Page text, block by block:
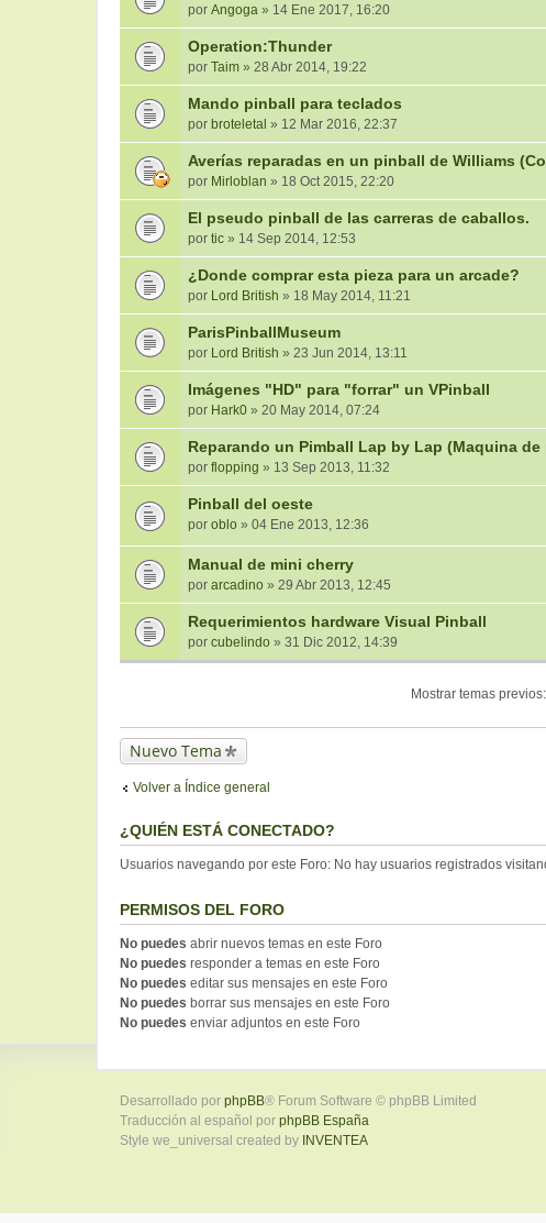
por Angoga » 14 Ene 2017, 16:20
Operation:Thunder
por Taim » 28 Abr 2014, 19:22
Mando pinball para teclados
por broteletal » 12 Mar 2016, 22:37
Averías reparadas en un pinball de Williams
por Mirloblan » 18 Oct 2015, 22:20
El pseudo pinball de las carreras de caballos.
por tic » 14 Sep 2014, 12:53
¿Donde comprar esta pieza para un arcade?
por Lord British » 18 May 2014, 11:21
ParisPinballMuseum
por Lord British » 23 Jun 2014, 13:11
Imágenes "HD" para "forrar" un VPinball
por Hark0 » 20 May 2014, 07:24
Reparando un Pimball Lap by Lap (Maquina de
por flopping » 13 Sep 2013, 11:32
Pinball del oeste
por oblo » 04 Ene 2013, 12:36
Manual de mini cherry
por arcadino » 29 Abr 2013, 12:45
Requerimientos hardware Visual Pinball
por cubelindo » 31 Dic 2012, 14:39
Mostrar temas previos:
Nuevo Tema
Volver a Índice general
¿QUIÉN ESTÁ CONECTADO?
Usuarios navegando por este Foro: No hay usuarios registrados
PERMISOS DEL FORO
No puedes abrir nuevos temas en este Foro
No puedes responder a temas en este Foro
No puedes editar sus mensajes en este Foro
No puedes borrar sus mensajes en este Foro
No puedes enviar adjuntos en este Foro
Desarrollado por phpBB® Forum Software © phpBB Limited
Traducción al español por phpBB España
Style we_universal created by INVENTEA